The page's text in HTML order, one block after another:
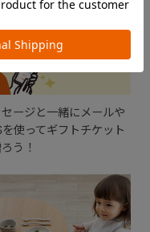
セージと一緒にメールや
を使ってギフトチケット
う！